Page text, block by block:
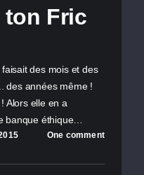
ton Fric
des mois et des
des années même !
Alors elle en a
banque éthique…
One comment